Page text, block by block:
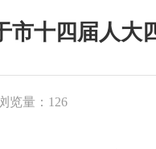
市十四届人大
览量：126